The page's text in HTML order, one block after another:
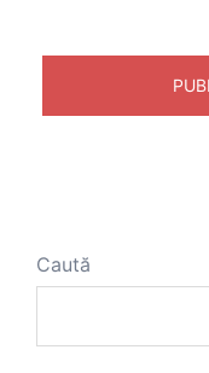
Caută